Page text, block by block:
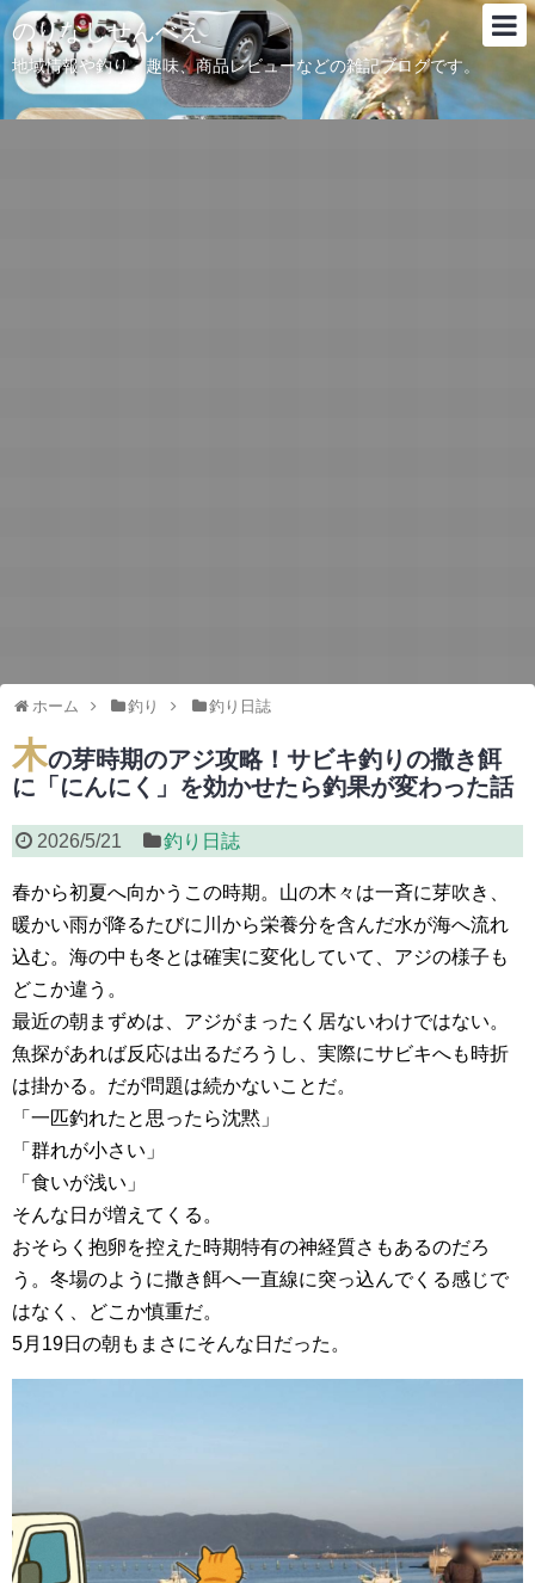
のりなしせんべえ
地域情報や釣り、趣味、商品レビューなどの雑記ブログです。
ホーム 釣り 釣り日誌
木の芽時期のアジ攻略！サビキ釣りの撒き餌
に「にんにく」を効かせたら釣果が変わった話
2026/5/21 釣り日誌
春から初夏へ向かうこの時期。山の木々は一斉に芽吹き、
暖かい雨が降るたびに川から栄養分を含んだ水が海へ流れ
込む。海の中も冬とは確実に変化していて、アジの様子も
どこか違う。
最近の朝まずめは、アジがまったく居ないわけではない。
魚探があれば反応は出るだろうし、実際にサビキへも時折
は掛かる。だが問題は続かないことだ。
「一匹釣れたと思ったら沈黙」
「群れが小さい」
「食いが浅い」
そんな日が増えてくる。
おそらく抱卵を控えた時期特有の神経質さもあるのだろ
う。冬場のように撒き餌へ一直線に突っ込んでくる感じで
はなく、どこか慎重だ。
5月19日の朝もまさにそんな日だった。